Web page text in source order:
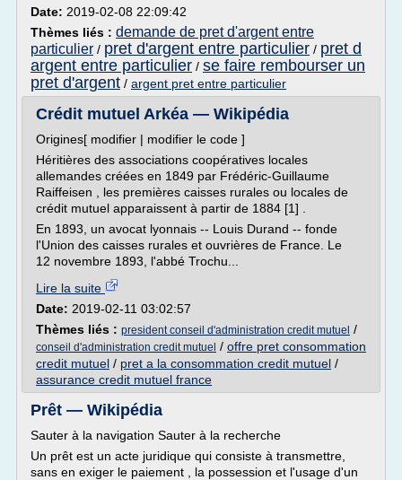
Date: 2019-02-08 22:09:42
Thèmes liés : demande de pret d'argent entre
particulier / pret d'argent entre particulier / pret d
argent entre particulier / se faire rembourser un
pret d'argent / argent pret entre particulier
Crédit mutuel Arkéa — Wikipédia
Origines[ modifier | modifier le code ]
Héritières des associations coopératives locales
allemandes créées en 1849 par Frédéric-Guillaume
Raiffeisen , les premières caisses rurales ou locales de
crédit mutuel apparaissent à partir de 1884 [1] .
En 1893, un avocat lyonnais -- Louis Durand -- fonde
l'Union des caisses rurales et ouvrières de France. Le
12 novembre 1893, l'abbé Trochu...
Lire la suite
Date: 2019-02-11 03:02:57
Thèmes liés : president conseil d'administration credit mutuel /
conseil d'administration credit mutuel / offre pret consommation
credit mutuel / pret a la consommation credit mutuel /
assurance credit mutuel france
Prêt — Wikipédia
Sauter à la navigation Sauter à la recherche
Un prêt est un acte juridique qui consiste à transmettre,
sans en exiger le paiement , la possession et l'usage d'un